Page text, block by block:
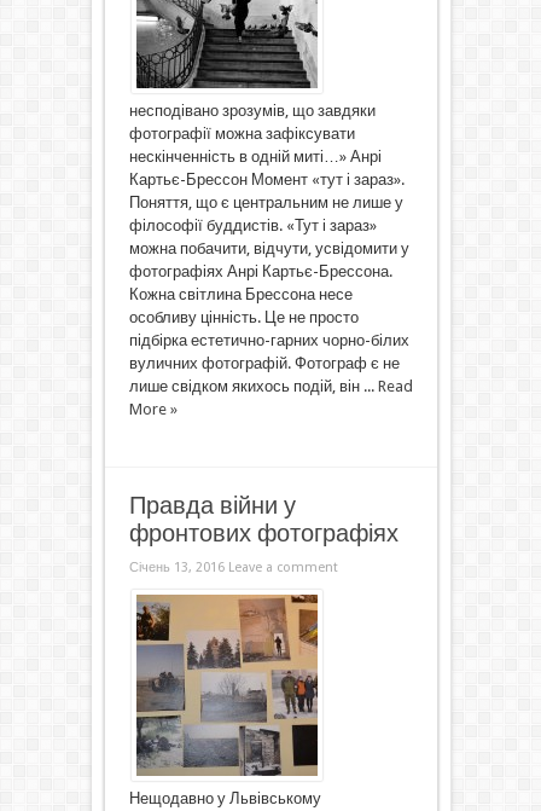
несподівано зрозумів, що завдяки
фотографії можна зафіксувати
нескінченність в одній миті…» Анрі
Картьє-Брессон Момент «тут і зараз».
Поняття, що є центральним не лише у
філософії буддистів. «Тут і зараз»
можна побачити, відчути, усвідомити у
фотографіях Анрі Картьє-Брессона.
Кожна світлина Брессона несе
особливу цінність. Це не просто
підбірка естетично-гарних чорно-білих
вуличних фотографій. Фотограф є не
лише свідком якихось подій, він ... Read
More »
Правда війни у
фронтових фотографіях
Січень 13, 2016 Leave a comment
Нещодавно у Львівському